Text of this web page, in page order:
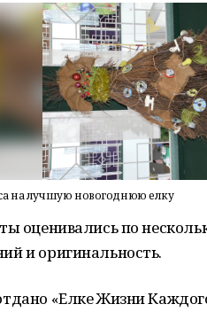
на лучшую новогоднюю елку
оценивались по
и оригинальность.
«Елке Жизни